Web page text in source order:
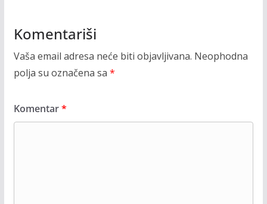
Komentariši
Vaša email adresa neće biti objavljivana. Neophodna
polja su označena sa *
Komentar*